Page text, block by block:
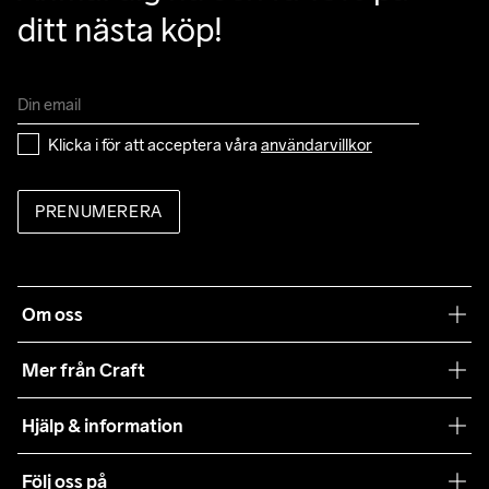
ditt nästa köp!
Klicka i för att acceptera våra användarvillkor
PRENUMERERA
Om oss
Mer från Craft
Teamwear
Hjälp & information
Följ oss på